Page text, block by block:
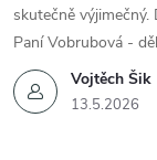
Vojtěch Šik
13.5.2026
skutečně
Paní Vobrubová -